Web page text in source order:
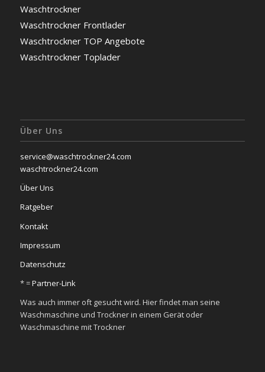
Waschtrockner
Waschtrockner Frontlader
Waschtrockner TOP Angebote
Waschtrockner Toplader
Über Uns
service@waschtrockner24.com
waschtrockner24.com
Über Uns
Ratgeber
Kontakt
Impressum
Datenschutz
* =Partner-Link
Was auch immer oft gesucht wird. Hier findet man seine
Waschmaschine und Trockner in einem Gerät oder
Waschmaschine mit Trockner